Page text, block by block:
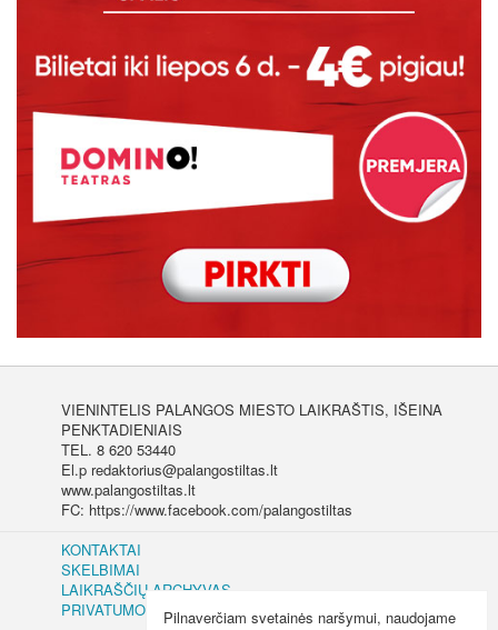
VIENINTELIS PALANGOS MIESTO LAIKRAŠTIS, IŠEINA
PENKTADIENIAIS
TEL. 8 620 53440
El.p redaktorius@palangostiltas.lt
www.palangostiltas.lt
FC: https://www.facebook.com/palangostiltas
KONTAKTAI
SKELBIMAI
LAIKRAŠČIŲ ARCHYVAS
PRIVATUMO IR SLAPUKŲ POLITIKA
Pilnaverčiam svetainės naršymui, naudojame